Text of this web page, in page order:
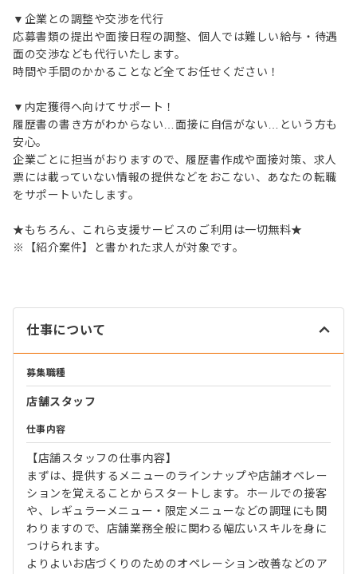
▼企業との調整や交渉を代行
応募書類の提出や面接日程の調整、個人では難しい給与・待遇
面の交渉なども代行いたします。
時間や手間のかかることなど全てお任せください！
▼内定獲得へ向けてサポート！
履歴書の書き方がわからない…面接に自信がない…という方も
安心。
企業ごとに担当がおりますので、履歴書作成や面接対策、求人
票には載っていない情報の提供などをおこない、あなたの転職
をサポートいたします。
★もちろん、これら支援サービスのご利用は一切無料★
※【紹介案件】と書かれた求人が対象です。
仕事について
募集職種
店舗スタッフ
仕事内容
【店舗スタッフの仕事内容】
まずは、提供するメニューのラインナップや店舗オペレー
ションを覚えることからスタートします。ホールでの接客
や、レギュラーメニュー・限定メニューなどの調理にも関
わりますので、店舗業務全般に関わる幅広いスキルを身に
つけられます。
よりよいお店づくりのためのオペレーション改善などのア